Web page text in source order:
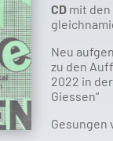
CDmit den
Neu
zu den
2022 in
Giessen“
Gesungen